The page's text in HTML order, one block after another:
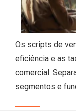
Os scripts de
eficiência e as
comercial.
segmentos e